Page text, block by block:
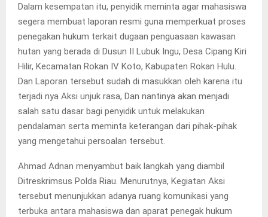
Dalam kesempatan itu, penyidik meminta agar mahasiswa
segera membuat laporan resmi guna memperkuat proses
penegakan hukum terkait dugaan penguasaan kawasan
hutan yang berada di Dusun II Lubuk Ingu, Desa Cipang Kiri
Hilir, Kecamatan Rokan IV Koto, Kabupaten Rokan Hulu.
Dan Laporan tersebut sudah di masukkan oleh karena itu
terjadi nya Aksi unjuk rasa, Dan nantinya akan menjadi
salah satu dasar bagi penyidik untuk melakukan
pendalaman serta meminta keterangan dari pihak-pihak
yang mengetahui persoalan tersebut.
Ahmad Adnan menyambut baik langkah yang diambil
Ditreskrimsus Polda Riau. Menurutnya, Kegiatan Aksi
tersebut menunjukkan adanya ruang komunikasi yang
terbuka antara mahasiswa dan aparat penegak hukum